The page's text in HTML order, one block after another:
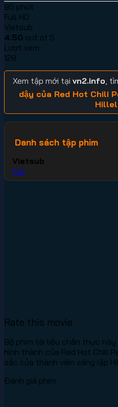
95 phút
Full HD
Vietsub
4.50 out of 5
Lượt xem:
128
Xem tập mới tại vn2.info,
dậy của Red Hot Chili
Danh sách tập phim
Vietsub
Full
Rate this movie
Bộ phim tài liệu chân thực
hình thành của Red Hot Chili
sắc của thành viên sáng lập
Đánh giá phim